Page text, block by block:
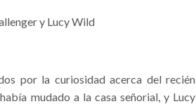
y Lucy Wild
por la curiosidad acerca del recién
mudado a la casa señorial, y Lucy